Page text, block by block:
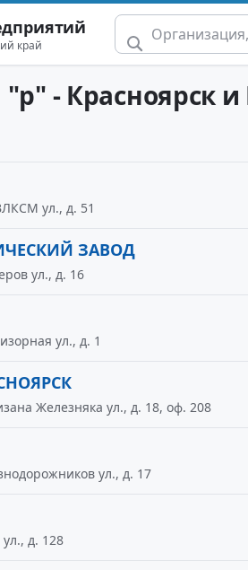
край
- Красноярск
ул., д. 51
ЗАВОД
ул., д. 16
ул., д. 1
Железняка ул., д. 18, оф. 208
ул., д. 17
д. 128